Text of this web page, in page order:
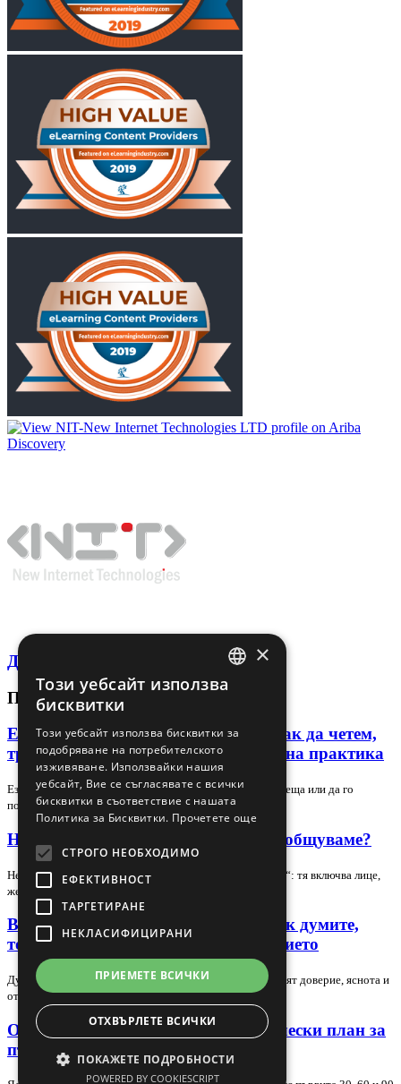
Декларация за поверителност
ПОСЛЕДНИ СТАТИИ
Език на тялото в лидера и екипа: как да четем,
тренираме и използваме сигналите на практика
Езикът на тялото може да подсили доверието в една среща или да го
подкопае за секунди, но само ако го…
Невербална комуникация – как да общуваме?
Невербалната комуникация е повече от „език на тялото“: тя включва лице,
жестове, поза, зрителен контакт,…
Вербална комуникация в екипа: как думите,
тонът и контекстът променят доверието
Думите в екипа не носят само информация — те оформят доверие, яснота и
отношение. В тази статия разглеждаме…
Обучение на нов търговец: практически план за
първите 30, 60 и 90 дни
BULGARIAN
×
Този уебсайт използва
бисквитки
Този уебсайт използва бисквитки за
подобряване на потребителското
изживяване. Използвайки нашия
уебсайт, Вие се съгласявате с всички
бисквитки в съответствие с нашата
Политика за Бисквитки. Прочетете още
СТРОГО НЕОБХОДИМО
ЕФЕКТИВНОСТ
ТАРГЕТИРАНЕ
НЕКЛАСИФИЦИРАНИ
ПРИЕМЕТЕ ВСИЧКИ
ОТХВЪРЛЕТЕ ВСИЧКИ
ПОКАЖЕТЕ ПОДРОБНОСТИ
POWERED BY COOKIESCRIPT